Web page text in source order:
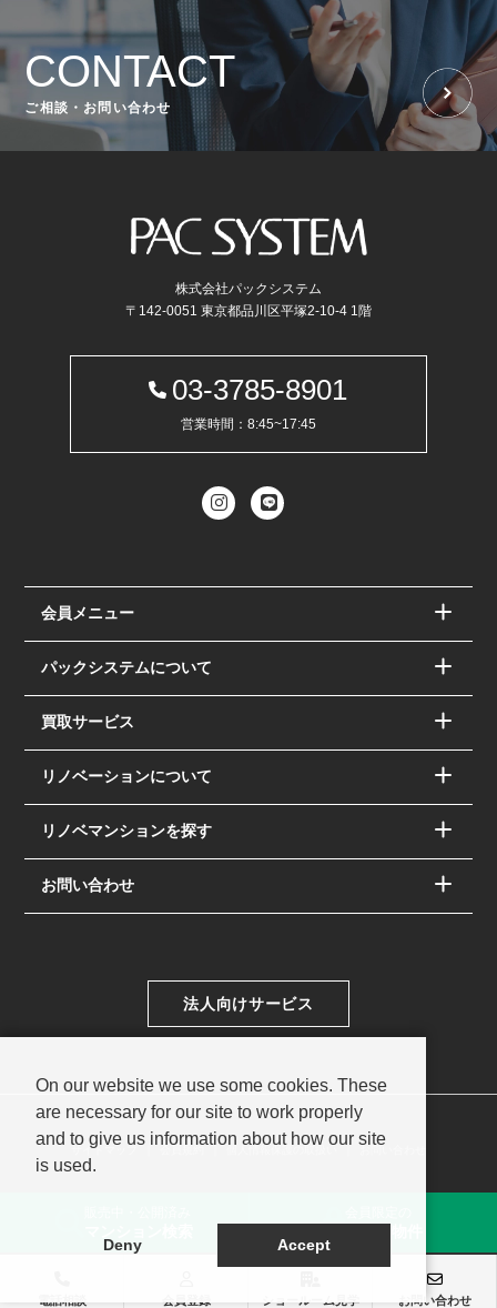
CONTACT
ご相談・お問い合わせ
株式会社パックシステム
〒142-0051 東京都品川区平塚2-10-4 1階
03-3785-8901
営業時間：8:45~17:45
会員メニュー
パックシステムについて
買取サービス
リノベーションについて
リノベマンションを探す
お問い合わせ
法人向けサービス
サイトマップ
電話相談 会員登録 ショールーム見学 お問い合わせ
On our website we use some cookies. These
are necessary for our site to work properly
and to give us information about how our site
is used.
Deny Accept